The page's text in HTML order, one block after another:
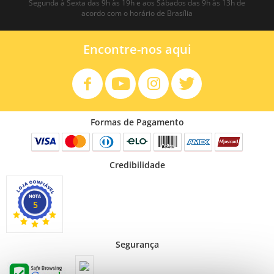
Segunda à Sexta das 9h às 19h e aos Sábados das 9h às 13h de
acordo com o horário de Brasília
Encontre-nos aqui
Formas de Pagamento
Credibilidade
5
Segurança